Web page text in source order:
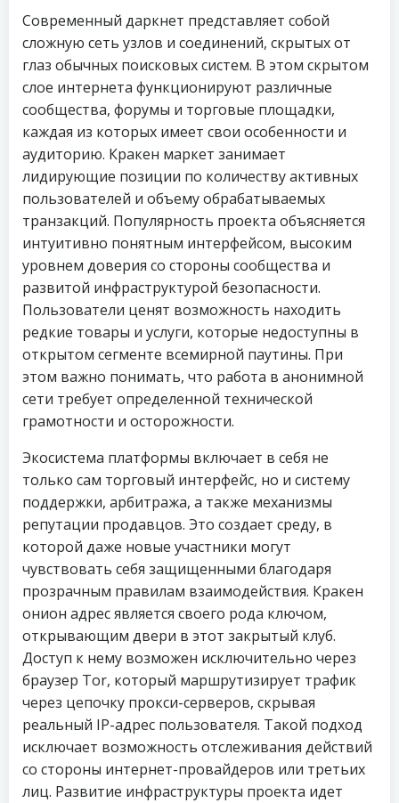
Современный даркнет представляет собой
сложную сеть узлов и соединений, скрытых от
глаз обычных поисковых систем. В этом скрытом
слое интернета функционируют различные
сообщества, форумы и торговые площадки,
каждая из которых имеет свои особенности и
аудиторию. Кракен маркет занимает
лидирующие позиции по количеству активных
пользователей и объему обрабатываемых
транзакций. Популярность проекта объясняется
интуитивно понятным интерфейсом, высоким
уровнем доверия со стороны сообщества и
развитой инфраструктурой безопасности.
Пользователи ценят возможность находить
редкие товары и услуги, которые недоступны в
открытом сегменте всемирной паутины. При
этом важно понимать, что работа в анонимной
сети требует определенной технической
грамотности и осторожности.
Экосистема платформы включает в себя не
только сам торговый интерфейс, но и систему
поддержки, арбитража, а также механизмы
репутации продавцов. Это создает среду, в
которой даже новые участники могут
чувствовать себя защищенными благодаря
прозрачным правилам взаимодействия. Кракен
онион адрес является своего рода ключом,
открывающим двери в этот закрытый клуб.
Доступ к нему возможен исключительно через
браузер Tor, который маршрутизирует трафик
через цепочку прокси-серверов, скрывая
реальный IP-адрес пользователя. Такой подход
исключает возможность отслеживания действий
со стороны интернет-провайдеров или третьих
лиц. Развитие инфраструктуры проекта идет